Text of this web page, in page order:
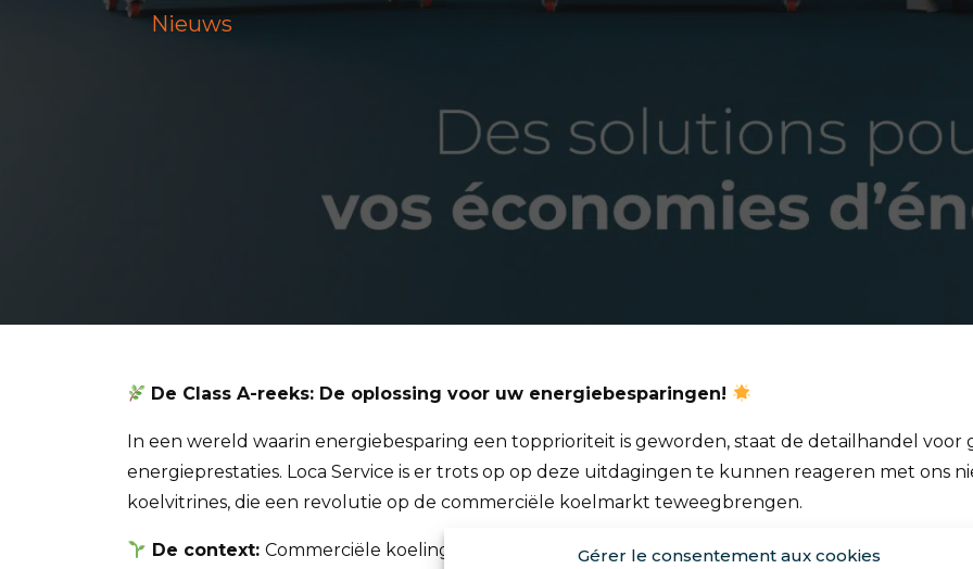
Gérer le consentement aux cookies
Nieuws
De Class A-reeks: De oplossing voor uw energiebesparingen!
In een wereld waarin energiebesparing een topprioriteit is geworden, staat de detailhandel
energieprestaties. Loca Service is er trots op op deze uitdagingen te kunnen reageren met ons
koelvitrines, die een revolutie op de commerciële koelmarkt teweegbrengen.
De context:Commerciële koeling is een essentiële pijler van de grootschalige detailhandel